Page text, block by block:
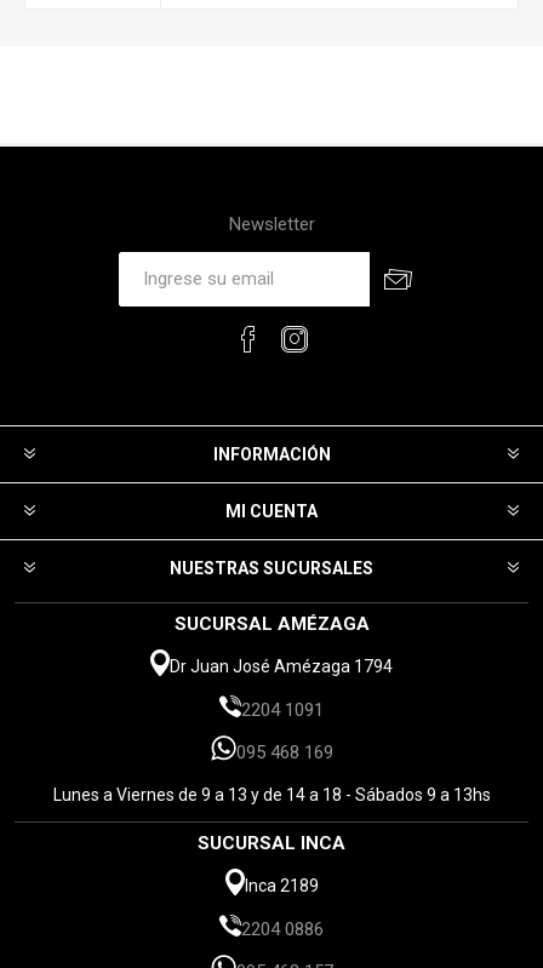
Newsletter
INFORMACIÓN
MI CUENTA
NUESTRAS SUCURSALES
SUCURSAL AMÉZAGA
Dr Juan José Amézaga 1794
2204 1091
095 468 169
Lunes a Viernes de 9 a 13 y de 14 a 18 - Sábados 9 a 13hs
SUCURSAL INCA
Inca 2189
2204 0886